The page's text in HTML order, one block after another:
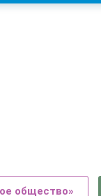
общество»